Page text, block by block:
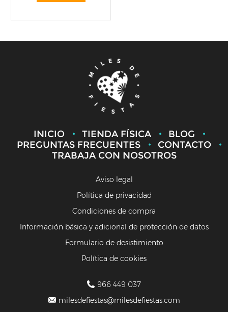
INICIO TIENDA FÍSICA
BLOG
PREGUNTAS FRECUENTES
CONTACTO
TRABAJA CON NOSOTROS
Aviso legal
Política de privacidad
Condiciones de compra
Información básica y adicional de protección de datos
Formulario de desistimiento
Política de cookies
966 449 037
milesdefiestas@milesdefiestas.com